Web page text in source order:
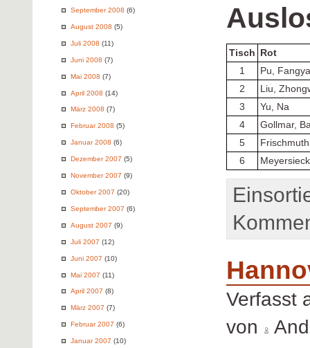
September 2008 (6)
August 2008 (5)
Juli 2008 (11)
Juni 2008 (7)
Mai 2008 (7)
April 2008 (14)
März 2008 (7)
Februar 2008 (5)
Januar 2008 (6)
Dezember 2007 (5)
November 2007 (9)
Oktober 2007 (20)
September 2007 (6)
August 2007 (9)
Juli 2007 (12)
Juni 2007 (10)
Mai 2007 (11)
April 2007 (8)
März 2007 (7)
Februar 2007 (6)
Januar 2007 (10)
Tisch Rot
1
Pu,
2
Liu,
3
Yu, Na
4
Gollmar,
5
6
Verfasst
von